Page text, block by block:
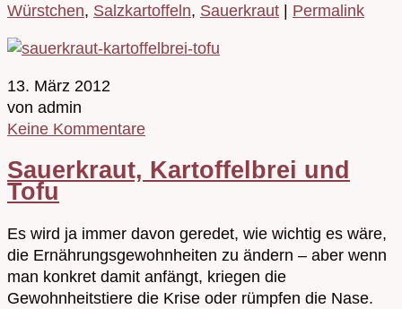
Würstchen, Salzkartoffeln, Sauerkraut | Permalink
13. März 2012
von admin
Keine Kommentare
Sauerkraut, Kartoffelbrei und
Tofu
Es wird ja immer davon geredet, wie wichtig es wäre,
die Ernährungsgewohnheiten zu ändern – aber wenn
man konkret damit anfängt, kriegen die
Gewohnheitstiere die Krise oder rümpfen die Nase.